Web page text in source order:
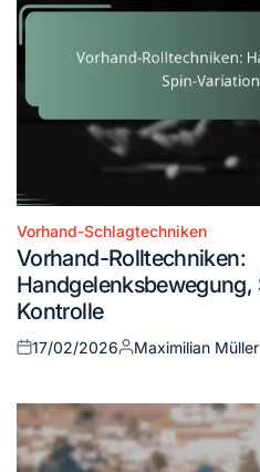
Posted
in
Vorhand-Schlagtechniken
Vorhand-Rolltechniken:
Handgelenksbewegung,
Kontrolle
Posted
17/02/2026
Posted
Maximilian Müller